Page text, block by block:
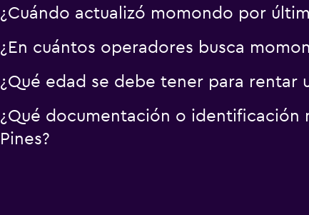
¿Cuándo actualizó momondo por
¿En cuántos operadores busca
¿Qué edad se debe tener para rentar
¿Qué documentación o identificación
Pines?